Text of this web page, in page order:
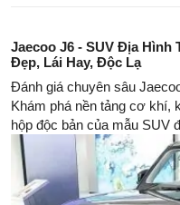
Jaecoo J6 - SUV Địa Hình
Đẹp, Lái Hay, Độc Lạ
Đánh giá chuyên sâu
Khám phá nền tảng cơ khí,
hộp độc bản của mẫu SUV